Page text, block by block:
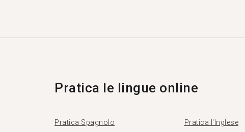
Pratica le lingue online
Pratica Spagnolo Pratica l'Inglese